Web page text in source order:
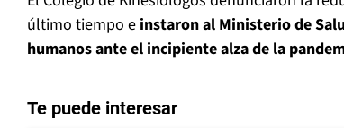
último tiempo e instaron al Ministerio de
humanos ante el incipiente alza de la
Te puede interesar